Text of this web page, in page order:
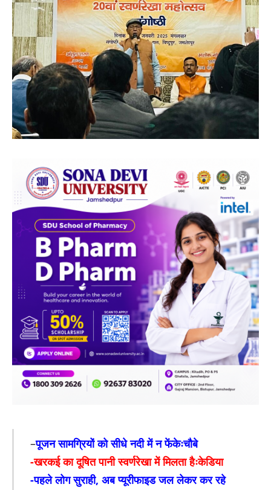
–पूजन सामग्रियों को सीधे नदी में न फेंकेःचौबे
-खरकई का दूषित पानी स्वर्णरेखा में मिलता हैःकेडिया
-पहले लोग सुराही, अब प्यूरीफाइड जल लेकर कर रहे